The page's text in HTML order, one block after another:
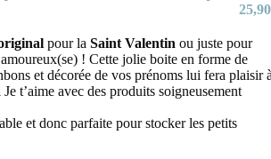
25,90
pour la Saint Valentin ou juste pour
! Cette jolie boite en forme de
et décorée de vos prénoms lui fera plaisir
t’aime avec des produits soigneusement
et donc parfaite pour stocker les petits